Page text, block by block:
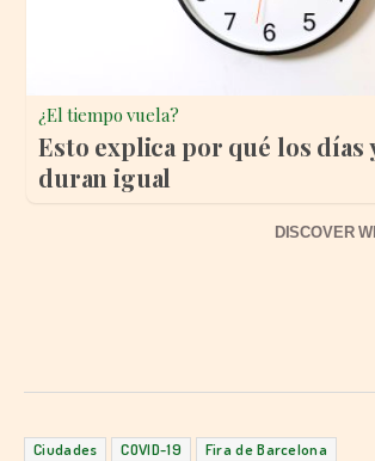
¿El tiempo vuela?
Esto explica por qué los días
duran igual
DISCOVER
Ciudades COVID-19 Fira de Barcelona